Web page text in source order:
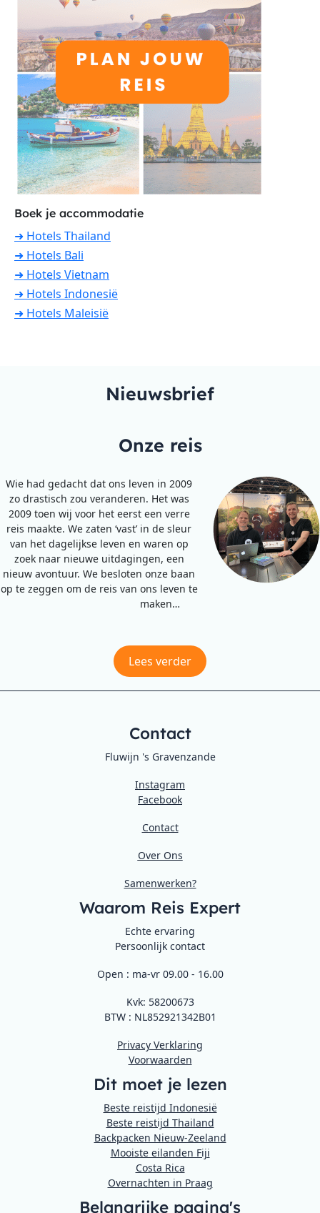
Boek je accommodatie
➜ Hotels Thailand
➜ Hotels Bali
➜ Hotels Vietnam
➜ Hotels Indonesië
➜ Hotels Maleisië
Nieuwsbrief
Onze reis
Wie had gedacht dat ons leven in 2009
zo drastisch zou veranderen. Het was
2009 toen wij voor het eerst een verre
reis maakte. We zaten ‘vast’ in de sleur
van het dagelijkse leven en waren op
zoek naar nieuwe uitdagingen, een
nieuw avontuur. We besloten onze baan
op te zeggen om de reis van ons leven te
maken…
Lees verder
Contact
Fluwijn 's Gravenzande
Instagram
Facebook
Contact
Over Ons
Samenwerken?
Waarom Reis Expert
Echte ervaring
Persoonlijk contact
Open : ma-vr 09.00 - 16.00
Kvk: 58200673
BTW : NL852921342B01
Privacy Verklaring
Voorwaarden
Dit moet je lezen
Beste reistijd Indonesië
Beste reistijd Thailand
Backpacken Nieuw-Zeeland
Mooiste eilanden Fiji
Costa Rica
Overnachten in Praag
Belangrijke pagina's